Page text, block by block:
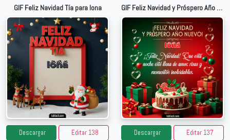
GIF Feliz Navidad Tía para Iona
Descargar Editar 138
GIF Feliz Navidad y Próspero Año Nuevo para Iona
Descargar Editar 137